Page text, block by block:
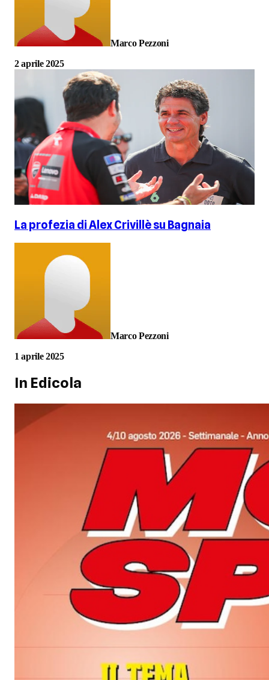
Marco Pezzoni
2 aprile 2025
La profezia di Alex Crivillè su Bagnaia
Marco Pezzoni
1 aprile 2025
In Edicola